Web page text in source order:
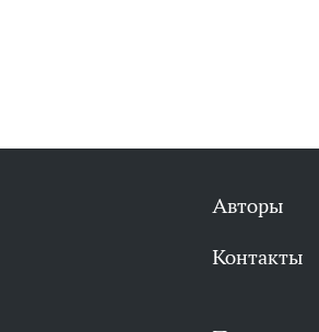
Авторы
Контакты